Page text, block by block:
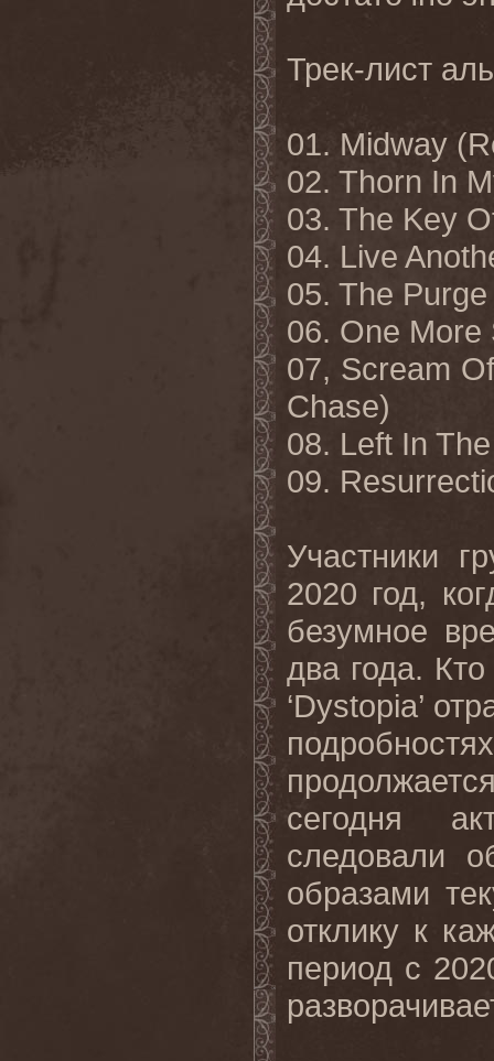
Трек-лист
01. Midway
02. Thorn In
03. The Key
04. Live
05. The Purge
06. One More
07, Scream
Chase)
08. Left In The
09.
Участники
2020 год,
безумное
два года.
‘Dystopia’
сегодня
следовали
образами
отклику к
период с